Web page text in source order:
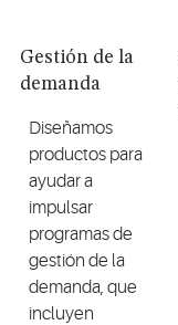
Gestión de la
demanda
Diseñamos
productos para
ayudar a
impulsar
programas de
gestión de la
demanda, que
incluyen